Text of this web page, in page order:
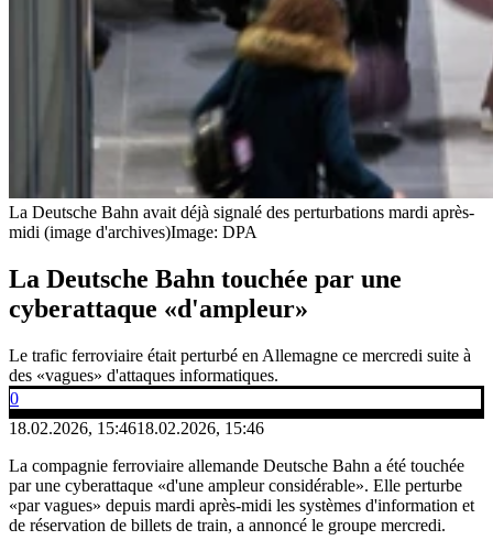
La Deutsche Bahn avait déjà signalé des perturbations mardi après-
midi (image d'archives)Image: DPA
La Deutsche Bahn touchée par une
cyberattaque «d'ampleur»
Le trafic ferroviaire était perturbé en Allemagne ce mercredi suite à
des «vagues» d'attaques informatiques.
0
18.02.2026, 15:4618.02.2026, 15:46
La compagnie ferroviaire allemande Deutsche Bahn a été touchée
par une cyberattaque «d'une ampleur considérable». Elle perturbe
«par vagues» depuis mardi après-midi les systèmes d'information et
de réservation de billets de train, a annoncé le groupe mercredi.